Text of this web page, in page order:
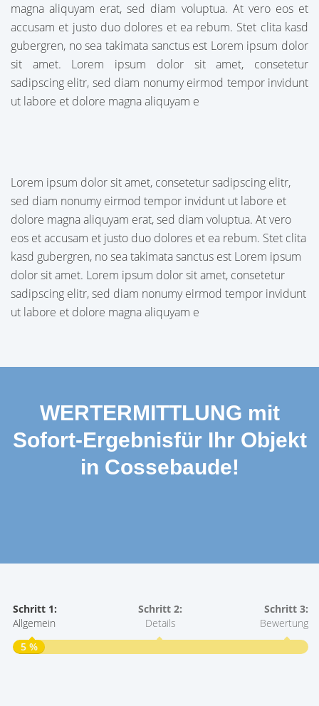
magna aliquyam erat, sed diam voluptua. At vero eos et
accusam et justo duo dolores et ea rebum. Stet clita kasd
gubergren, no sea takimata sanctus est Lorem ipsum dolor
sit amet. Lorem ipsum dolor sit amet, consetetur
sadipscing elitr, sed diam nonumy eirmod tempor invidunt
ut labore et dolore magna aliquyam e
Lorem ipsum dolor sit amet, consetetur sadipscing elitr,
sed diam nonumy eirmod tempor invidunt ut labore et
dolore magna aliquyam erat, sed diam voluptua. At vero
eos et accusam et justo duo dolores et ea rebum. Stet clita
kasd gubergren, no sea takimata sanctus est Lorem ipsum
dolor sit amet. Lorem ipsum dolor sit amet, consetetur
sadipscing elitr, sed diam nonumy eirmod tempor invidunt
ut labore et dolore magna aliquyam e
WERTERMITTLUNG mit
Sofort-Ergebnisfür Ihr Objekt
in Cossebaude!
Schritt 1:
Allgemein
Schritt 2:
Details
Schritt 3:
Bewertung
5 %